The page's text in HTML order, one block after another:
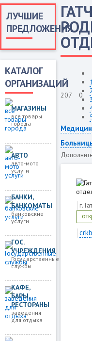
ЛУЧШИЕ
ПРЕДЛОЖЕНИЯ
КАТАЛОГ
ОРГАНИЗАЦИЙ
МАГАЗИНЫ
все товары
города
АВТО
авто-мото
услуги
БАНКИ,
БАНКОМАТЫ
банковские
услуги
ГОС.
УЧРЕЖДЕНИЯ
Государственные
службы
КАФЕ,
БАРЫ,
РЕСТОРАНЫ
заведения
для отдыха
207 0
1
2
3
г.